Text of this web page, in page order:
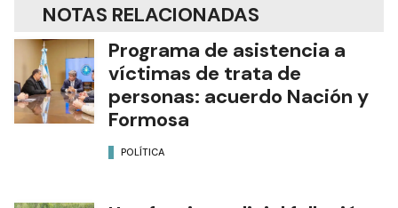
NOTAS RELACIONADAS
Programa de asistencia a
víctimas de trata de
personas: acuerdo Nación y
Formosa
POLÍTICA